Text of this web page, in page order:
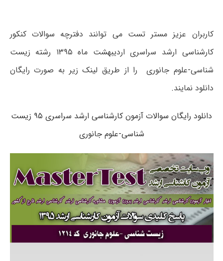
کاربران عزیز مستر تست می توانند دفترچه سوالات کنکور
کارشناسی ارشد سراسری اردیبهشت ماه ۱۳۹۵ رشته زیست
شناسی-علوم جانوری را از طریق لینک زیر به صورت رایگان
دانلود نمایند.
دانلود رایگان سوالات آزمون کارشناسی ارشد سراسری ۹۵ زیست
شناسی-علوم جانوری